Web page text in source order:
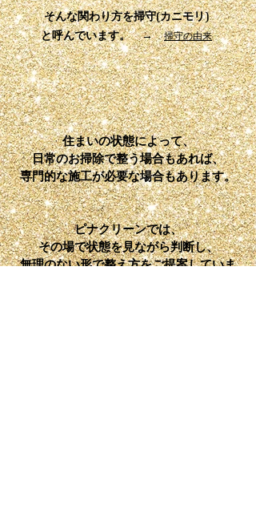
​そんな関わり方を掃守(カニモリ)
と呼んでいます。 →
掃守の由来
​住まいの状態によって、
日常のお掃除で整う場合もあれば、
専門的な施工が必要な場合もあります。
ピナクリーンでは、
その場で状態を見ながら判断し、
​無理のない形で整え方をご提案していま